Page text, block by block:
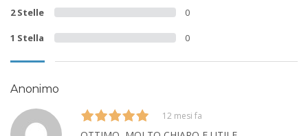
2 Stelle 0
1 Stella 0
Anonimo
12 mesi fa